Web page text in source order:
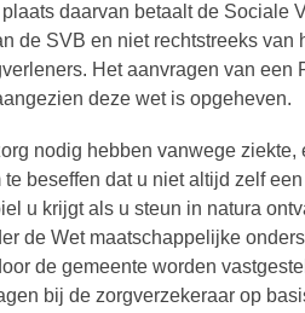
daarvan betaalt de Sociale
de SVB en niet rechtstreeks van
Het aanvragen van een
deze wet is opgeheven.
nodig hebben vanwege ziekte,
beseffen dat u niet altijd zelf
u krijgt als u steun in natura
de Wet maatschappelijke
de gemeente worden
bij de zorgverzekeraar op